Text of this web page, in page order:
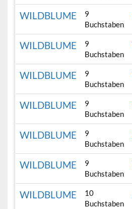
WILDBLUME
9
Buchstaben
WILDBLUME
9
Buchstaben
WILDBLUME
9
Buchstaben
WILDBLUME
9
Buchstaben
WILDBLUME
9
Buchstaben
WILDBLUME
9
Buchstaben
WILDBLUME
10
Buchstaben